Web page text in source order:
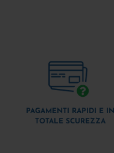
PAGAMENTI RAPIDI E IN
TOTALE SCUREZZA